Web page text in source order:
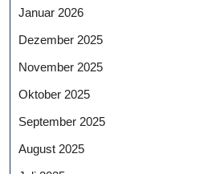
Januar 2026
Dezember 2025
November 2025
Oktober 2025
September 2025
August 2025